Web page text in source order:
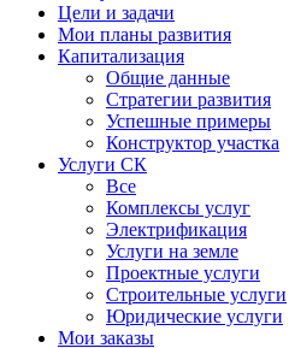
Цели и задачи
Мои планы развития
Капитализация
Общие данные
Стратегии развития
Успешные примеры
Конструктор участка
Услуги СК
Все
Комплексы услуг
Электрификация
Услуги на земле
Проектные услуги
Строительные услуги
Юридические услуги
Мои заказы